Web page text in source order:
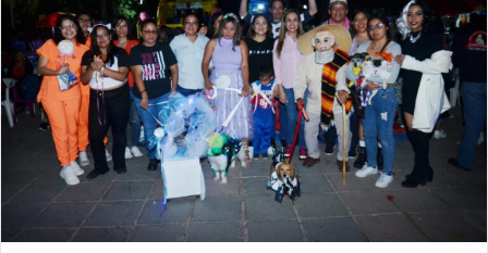
n
e
m
a
i
l